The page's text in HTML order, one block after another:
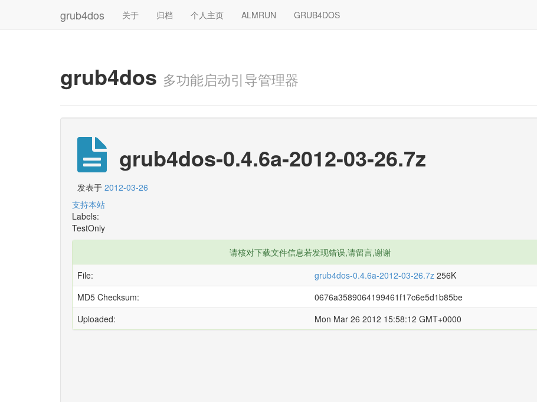
grub4dos 关于 归档 个人主页 ALMRUN GRUB4DOS
grub4dos 多功能启动引导管理器
grub4dos-0.4.6a-2012-03-26.7z
发表于 2012-03-26
支持本站
Labels:
TestOnly
请核对下载文件信息若发现错误,请留言,谢谢
File:
grub4dos-0.4.6a-2012-03-26.7z 256K
MD5 Checksum:
0676a3589064199461f17c6e5d1b85be
Uploaded:
Mon Mar 26 2012 15:58:12 GMT+0000